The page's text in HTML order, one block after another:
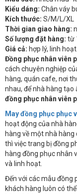
Kiểu dáng: Chân váy
Kích thước: S/M/L/XL
Thời gian giao hàng:
Số lượng đặt hàng: từ
Giá cả: hợp lý, linh hoạt.
Đồng phục nhân viên
cách chuyên nghiệp
hàng, quán cafe, nơi
nhau, để nhà hàng
đồng phục nhân viên
May đồng phục phục
hoạt động của nhà
hàng về một nhà hàng
thì việc trang bị đồng
hàng đồng phục nhân
và linh hoạt.
Đến với các mẫu đồng
khách hàng luôn có